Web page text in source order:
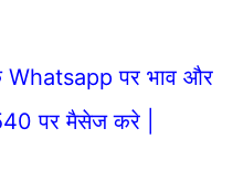
Whatsapp पर भाव और
पर मैसेज करे |